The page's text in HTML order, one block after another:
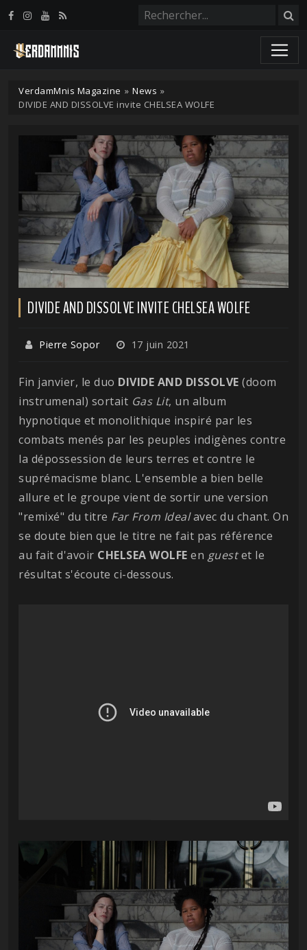
VerdamMnis Magazine » News »
DIVIDE AND DISSOLVE invite CHELSEA WOLFE
DIVIDE AND DISSOLVE INVITE CHELSEA WOLFE
Pierre Sopor 17 juin 2021
Fin janvier, le duo DIVIDE AND DISSOLVE (doom
instrumenal) sortait Gas Lit, un album
hypnotique et monolithique inspiré par les
combats menés par les peuples indigènes contre
la dépossession de leurs terres et contre le
suprémacisme blanc. L'ensemble a bien belle
allure et le groupe vient de sortir une version
"remixé" du titre Far From Idealavec du chant. On
se doute bien que le titre ne fait pas référence
au fait d'avoir CHELSEA WOLFE en guestet le
résultat s'écoute ci-dessous.
Panneau de gestion des cookies